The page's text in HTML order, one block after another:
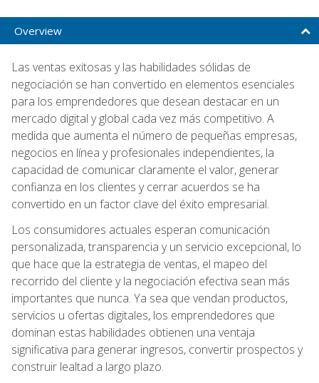
Overview
Las ventas exitosas y las habilidades sólidas de
negociación se han convertido en elementos esenciales
para los emprendedores que desean destacar en un
mercado digital y global cada vez más competitivo. A
medida que aumenta el número de pequeñas empresas,
negocios en línea y profesionales independientes, la
capacidad de comunicar claramente el valor, generar
confianza en los clientes y cerrar acuerdos se ha
convertido en un factor clave del éxito empresarial.
Los consumidores actuales esperan comunicación
personalizada, transparencia y un servicio excepcional, lo
que hace que la estrategia de ventas, el mapeo del
recorrido del cliente y la negociación efectiva sean más
importantes que nunca. Ya sea que vendan productos,
servicios u ofertas digitales, los emprendedores que
dominan estas habilidades obtienen una ventaja
significativa para generar ingresos, convertir prospectos y
construir lealtad a largo plazo.